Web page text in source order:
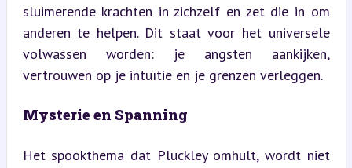
sluimerende krachten in zichzelf en zet die in om
anderen te helpen. Dit staat voor het universele
volwassen worden: je angsten aankijken,
vertrouwen op je intuïtie en je grenzen verleggen.
Mysterie en Spanning
Het spookthema dat Pluckley omhult, wordt niet